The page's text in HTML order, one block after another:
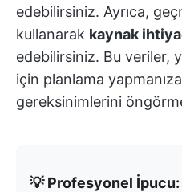
edebilirsiniz. Ayrıca,
kullanarak kaynak
edebilirsiniz. Bu veriler,
için planlama
gereksinimlerini
💡 Profesyonel İpucu: